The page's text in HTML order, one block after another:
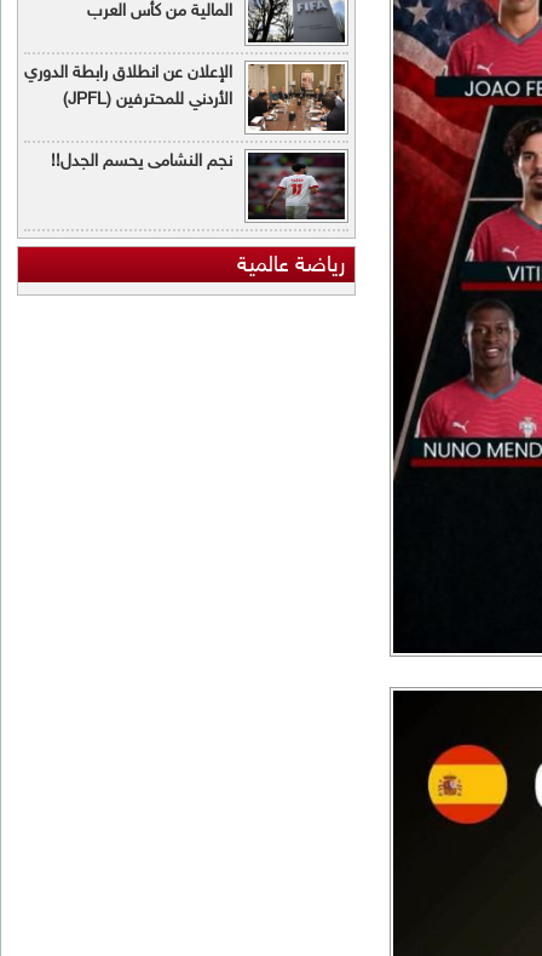
المالية من كأس العرب
الإعلان عن انطلاق رابطة الدوري
الأردني للمحترفين (JPFL)
نجم النشامى يحسم الجدل!!
عالمية